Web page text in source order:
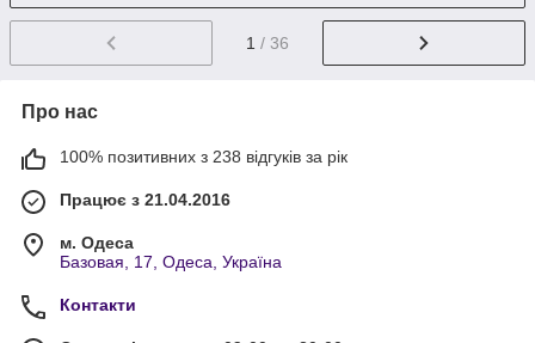
1 / 36
Про нас
100% позитивних з 238 відгуків за рік
Працює з 21.04.2016
м. Одеса
Базовая, 17, Одеса, Україна
Контакти